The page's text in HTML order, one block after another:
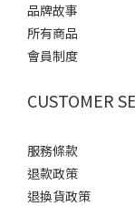
品牌故事
所有商品
會員制度
CUSTOMER
服務條款
退款政策
退換貨政策